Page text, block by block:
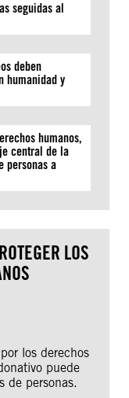
seguidas al
deben
humanidad y
humanos,
central de la
personas a
LOS
los derechos
puede
de personas.